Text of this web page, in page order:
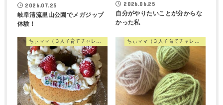
2026.07.25
岐阜清流里山公園でメガジップ
体験！
2026.06.25
自分がやりたいことが分からな
かった私
ちぃママ（３人子育てチャレンジママ） ちぃママ（３人子育てチャレンジママ）